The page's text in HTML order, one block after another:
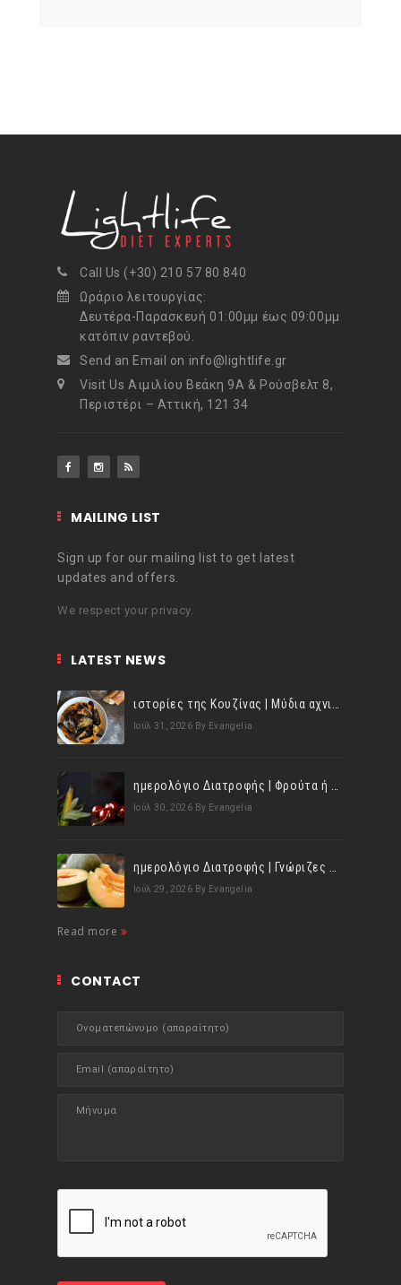
Call Us (+30) 210 57 80 840
Ωράριο λειτουργίας:
Δευτέρα-Παρασκευή 01:00μμ έως 09:00μμ
κατόπιν ραντεβού.
Send an Email on info@lightlife.gr
Visit Us Αιμιλίου Βεάκη 9Α & Ρούσβελτ 8,
Περιστέρι – Αττική, 121 34
MAILING LIST
Sign up for our mailing list to get latest
updates and offers.
We respect your privacy.
LATEST NEWS
ιστορίες της Κουζίνας | Μύδια αχνιστά σβησμένα με λευκό κρασί!
Ιούλ 31, 2026 By Evangelia
ημερολόγιο Διατροφής | Φρούτα ή λαχανικά; Γνωρίζεις τη διαφορά;
Ιούλ 30, 2026 By Evangelia
ημερολόγιο Διατροφής | Γνώριζες ότι, το πεπόνι περιέχει πολλές βιταμίνες;
Ιούλ 29, 2026 By Evangelia
Read more
CONTACT